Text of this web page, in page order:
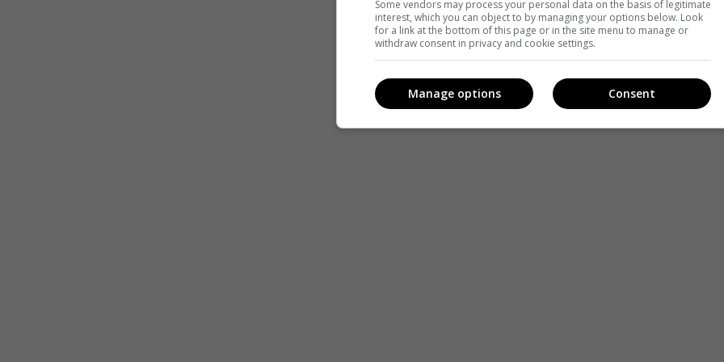
Some vendors may process your personal data on the basis of legitimate
interest, which you can object to by managing your options below. Look
for a link at the bottom of this page or in the site menu to manage or
withdraw consent in privacy and cookie settings.
Consent
Manage options